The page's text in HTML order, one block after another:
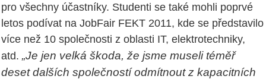
pro všechny účastníky. Studenti se také mohli poprvé
letos podívat na JobFair FEKT 2011, kde se představilo
více než 10 společnosti z oblasti IT, elektrotechniky,
atd. „Je jen velká škoda, že jsme museli téměř
deset dalších společností odmítnout z kapacitních